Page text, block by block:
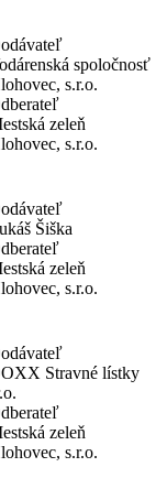
spoločnosť
s.r.o.
zeleň
s.r.o.
Šiška
zeleň
s.r.o.
Stravné lístky
zeleň
s.r.o.